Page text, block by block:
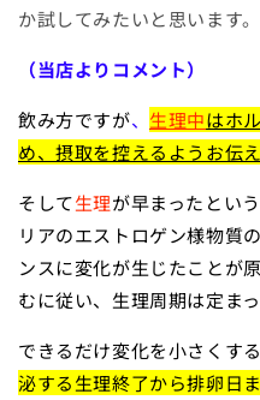
か試してみたいと思います。
（当店よりコメント）
飲み方ですが、 生理中はホ
め、摂取を控えるようお伝
そして生理が早まったとい
リアのエストロゲン様物質
ンスに変化が生じたことが
むに従い、生理周期は定ま
できるだけ変化を小さくする
泌する生理終了から排卵日